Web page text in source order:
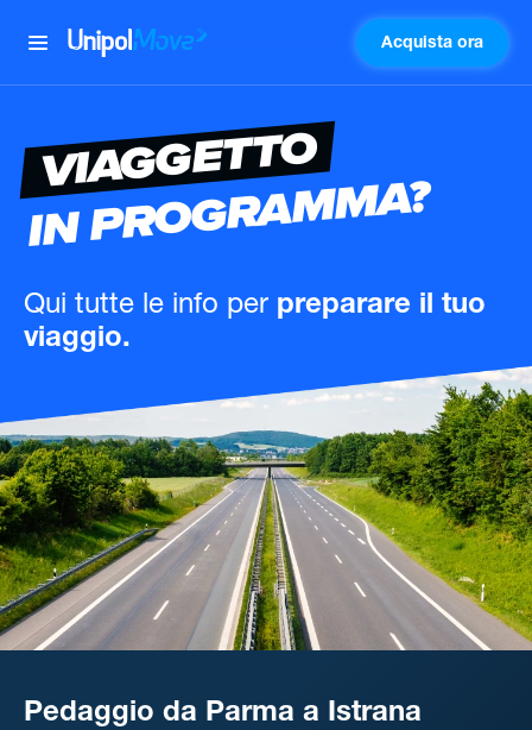
UnipolMove Acquista ora
VIAGGETTO
IN PROGRAMMA?
Qui tutte le info per preparare il tuo
viaggio.
Pedaggio da Parma a Istrana